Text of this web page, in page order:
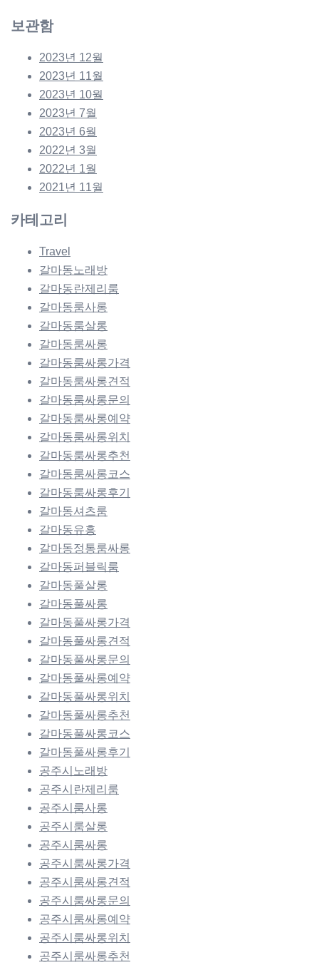
보관함
2023년 12월
2023년 11월
2023년 10월
2023년 7월
2023년 6월
2022년 3월
2022년 1월
2021년 11월
카테고리
Travel
갈마동노래방
갈마동란제리룸
갈마동룸사롱
갈마동룸살롱
갈마동룸싸롱
갈마동룸싸롱가격
갈마동룸싸롱견적
갈마동룸싸롱문의
갈마동룸싸롱예약
갈마동룸싸롱위치
갈마동룸싸롱추천
갈마동룸싸롱코스
갈마동룸싸롱후기
갈마동셔츠룸
갈마동유흥
갈마동정통룸싸롱
갈마동퍼블릭룸
갈마동풀살롱
갈마동풀싸롱
갈마동풀싸롱가격
갈마동풀싸롱견적
갈마동풀싸롱문의
갈마동풀싸롱예약
갈마동풀싸롱위치
갈마동풀싸롱추천
갈마동풀싸롱코스
갈마동풀싸롱후기
공주시노래방
공주시란제리룸
공주시룸사롱
공주시룸살롱
공주시룸싸롱
공주시룸싸롱가격
공주시룸싸롱견적
공주시룸싸롱문의
공주시룸싸롱예약
공주시룸싸롱위치
공주시룸싸롱추천